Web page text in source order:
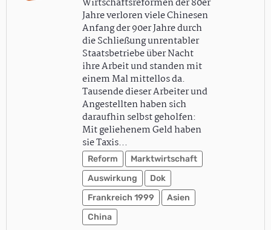
Wirtschaftsreformen der 80er
Jahre verloren viele Chinesen
Anfang der 90er Jahre durch
die Schließung unrentabler
Staatsbetriebe über Nacht
ihre Arbeit und standen mit
einem Mal mittellos da.
Tausende dieser Arbeiter und
Angestellten haben sich
daraufhin selbst geholfen:
Mit geliehenem Geld haben
sie Taxis…
Reform
Marktwirtschaft
Auswirkung
Dok
Frankreich 1999
Asien
China